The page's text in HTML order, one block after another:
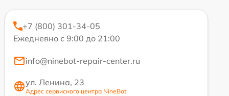
+7 (800) 301-34-05
Ежедневно с 9:00 до 21:00
info@ninebot-repair-center.ru
ул. Ленина, 23
Адрес сервисного центра NineBot